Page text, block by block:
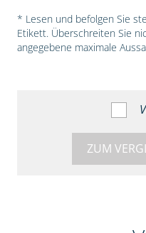
* Lesen und befolgen Sie
Etikett. Überschreiten Sie
angegebene maximale
ZUM